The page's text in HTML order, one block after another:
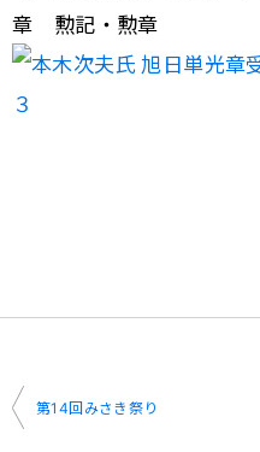
章 勲記・勲章
投
第14回みさき祭り